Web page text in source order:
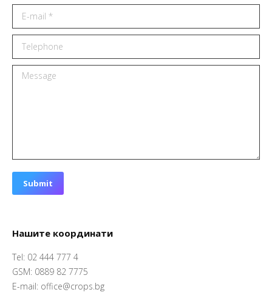
E-mail *
Telephone
Message
Submit
Нашите координати
Tel: 02 444 777 4
GSM: 0889 82 7775
E-mail: office@crops.bg